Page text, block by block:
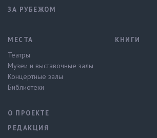
ЗА РУБЕЖОМ
МЕСТА
Театры
Музеи и выставочные залы
Концертные залы
Библиотеки
КНИГИ
О ПРОЕКТЕ
РЕДАКЦИЯ